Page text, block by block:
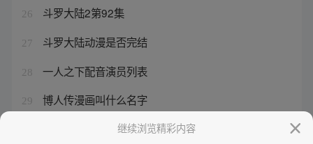
26 斗罗大陆2第92集
27 斗罗大陆动漫是否完结
28 一人之下配音演员列表
29 博人传漫画叫什么名字
斗罗大陆有弹窗广告入口继续浏览精彩内容